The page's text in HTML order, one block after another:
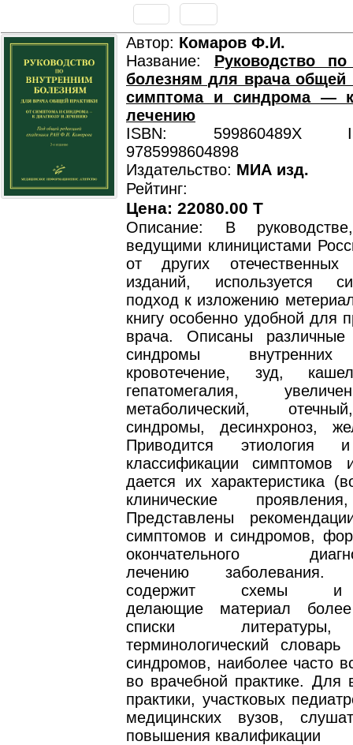
Автор: Комаров Ф.И.
Название: Руководство
болезням для врача общей
симптома и синдрома —
лечению
ISBN: 599860489X
9785998604898
Издательство: МИА изд.
Рейтинг:
Цена: 22080.00 T
Описание: В
ведущими клиницистами
от других отечественных
изданий, используется
подход к изложению
книгу особенно удобной для
врача. Описаны
синдромы внутренних
кровотечение, зуд,
гепатомегалия,
метаболический,
синдромы, десинхроноз,
Приводится этиология
классификации симптомов
дается их характеристика
клинические
Представлены
симптомов и синдромов,
окончательного
лечению заболевания.
содержит схемы и
делающие материал
списки
терминологический
синдромов, наиболее часто
во врачебной практике. Для
практики, участковых
медицинских вузов,
повышения квалификации